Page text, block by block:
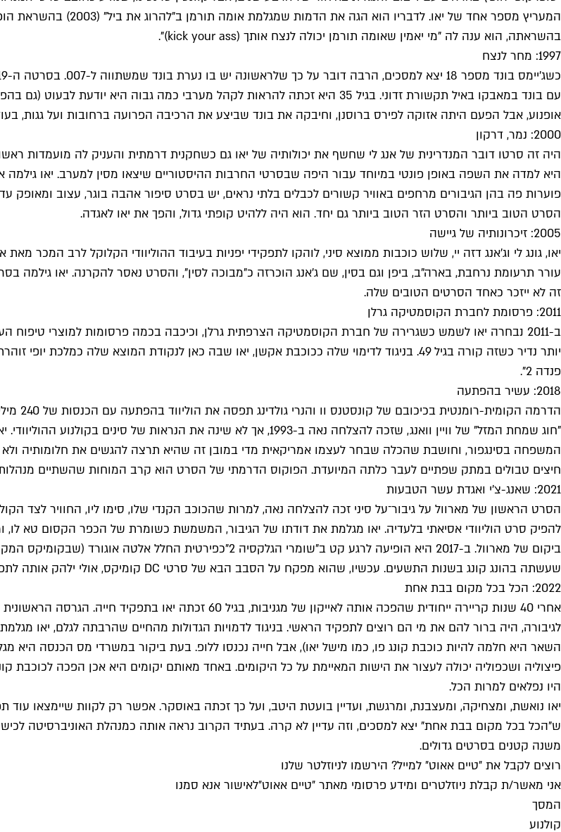
המעריץ מספר אחד של יאו.
בהשראתה, הוא ענה לה "מי יאמין שאומה תורמן יכולה לנצח אותך (kick your ass)".
1997: מחר לנצח
עם בונד במאבקו באיל תקשורת זדוני. בגיל 35 היא זכתה להראות לקהל מערבי כמה
אופנוע, אבל הפעם היתה אזוקה לפירס ברוסנן, וחיבקה את בונד שביצע את הרכיבה הפרועה ברחובות ועל גגות,
2000: נמר, דרקון
היה זה סרטו דובר המנדרינית של אנג לי שחשף את יכולותיה של יאו גם כשחקנית דרמתית והעניק לה מועמדות
היא למדה את השפה באופן פונטי במיוחד עבור היפה שבסרטי החרבות ההיסטוריים שיצאו מסין למערב. יאו
פוערות פה בהן הגיבורים מרחפים באוויר קשורים לכבלים בלתי נראים, יש בסרט סיפור אהבה בוגר, עצוב ומאופק
הסרט הטוב ביותר והסרט הזר הטוב ביותר גם יחד. הוא היה ללהיט קופתי גדול, והפך את יאו לאגדה.
2005: זיכרונותיה של גיישה
יאו, גונג לי וג'אנג דזה יי, שלוש כוכבות ממוצא סיני, לוהקו לתפקידי יפניות בעיבוד ההוליוודי הקלוקל לרב המכר
עורר תרעומת נרחבת, בארה"ב, ביפן וגם בסין, שם ג'אנג הוכרזה כ"מבוכה לסין", והסרט נאסר להקרנה. יאו גילמה
זה לא ייזכר כאחד הסרטים הטובים שלה.
2011: פרסומת לחברת הקוסמטיקה גרלן
ב-2011 נבחרה יאו לשמש כשגרירה של חברת הקוסמטיקה הצרפתית גרלן, וכיכבה בכמה פרסומות למוצרי
יותר נדיר כשזה קורה בגיל 49. בניגוד לדימוי שלה ככוכבת אקשן, יאו שבה כאן לנקודת המוצא
פנדה 2".
2018: עשיר בהפתעה
הדרמה
"חוג שמחת המזל" של וויין וואנג, שזכה להצלחה נאה ב-1993, אך לא שינה את
המשפחה בסינגפור, וחושבת שהכלה שבחר לעצמו אמריקאית מדי במובן זה שהיא תרצה להגשים את חלומותיה
חיצים טבולים במתק שפתיים לעבר כלתה המיועדת. הפוקוס הדרמתי של הסרט הוא קרב המוחות שהשתיים מנהלות
2021: שאנג-צ'י ואגדת עשר הטבעות
הסרט הראשון של מארוול על גיבור־על סיני זכה להצלחה נאה, למרות שהכוכב הקנדי שלו, סימו ליו, החוויר לצד
להפיק סרט הוליוודי אסיאתי בלעדיה. יאו מגלמת את דודתו של הגיבור, המשמשת כשומרת של הכפר הקסום טא
ביקום של מארוול. ב-2017 היא הופיעה לרגע קט ב"שומרי הגלקסיה
שעשתה בהונג קונג בשנות התשעים. עכשיו, שהוא מפקח על הסבב הבא של סרטי DC קומיקס, אולי ילהק אותה לתפקיד מהותי יותר.
2022: הכל בכל מקום בבת אחת
אחרי 40 שנות קריירה ייחודית שהפכה אותה לאייקון של
לגיבורה, היה ברור להם את מי הם רוצים לתפקיד הראשי. בניגוד לדמויות הגדולות מהחיים שהרבתה לגלם, יאו
השאר היא חלמה להיות כוכבת קונג פו, כמו מישל יאו), אבל חייה נכנסו ללופ. בעת ביקור במשרדי מס הכנסה
פיצוליה ושכפוליה יכולה לעצור את הישות המאיימת על כל היקומים. באחד מאותם יקומים היא אכן הפכה לכוכבת
היו נפלאים למרות הכל.
משנה קטנים בסרטים גדולים.
רוצים לקבל את ״טיים אאוט״ למייל? הירשמו לניוזלטר שלנו
אני מאשר/ת קבלת ניוזלטרים ומידע פרסומי מאתר ״טיים אאוט״לאישור אנא סמנו
המסך
קולנוע